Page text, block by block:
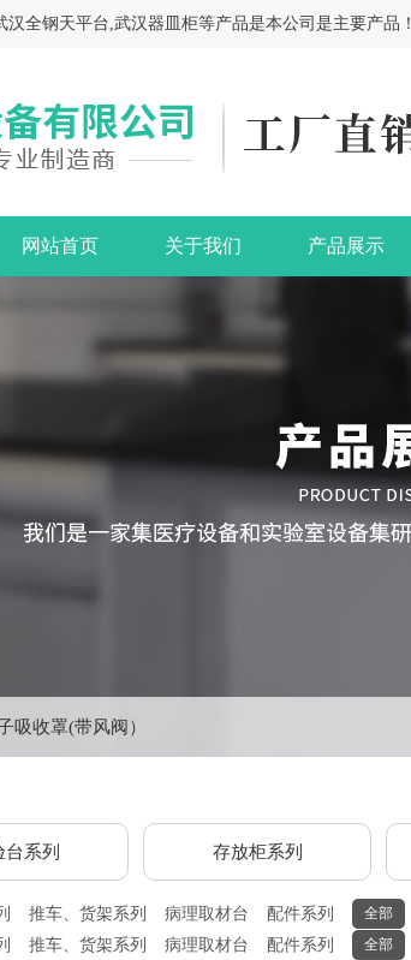
汉全钢天平台,武汉器皿柜等产品是本公司是主要产品！
网站首页 关于我们 产品展示
吸收罩(带风阀）
台系列 存放柜系列
推车、货架系列 病理取材台 配件系列 全部
推车、货架系列 病理取材台 配件系列 全部